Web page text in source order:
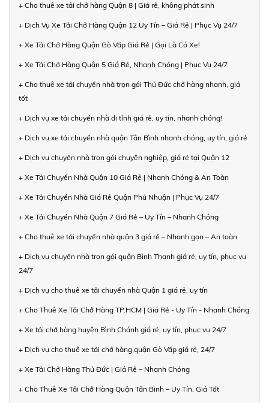
+ Cho thuê xe tải chở hàng Quận 8 | Giá rẻ, không phát sinh
+ Dịch Vụ Xe Tải Chở Hàng Quận 12 Uy Tín – Giá Rẻ | Phục Vụ 24/7
+ Xe Tải Chở Hàng Quận Gò Vấp Giá Rẻ | Gọi Là Có Xe!
+ Xe Tải Chở Hàng Quận 5 Giá Rẻ, Nhanh Chóng | Phục Vụ 24/7
+ Cho thuê xe tải chuyển nhà trọn gói Thủ Đức chở hàng nhanh, giá
tốt
+ Dịch vụ xe tải chuyển nhà đi tỉnh giá rẻ, uy tín, nhanh chóng!
+ Dịch vụ xe tải chuyển nhà quận Tân Bình nhanh chóng, uy tín, giá rẻ
+ Dịch vụ chuyển nhà trọn gói chuyên nghiệp, giá rẻ tại Quận 12
+ Xe Tải Chuyển Nhà Quận 10 Giá Rẻ | Nhanh Chóng & An Toàn
+ Xe Tải Chuyển Nhà Giá Rẻ Quận Phú Nhuận | Phục Vụ 24/7
+ Xe Tải Chuyển Nhà Quận 7 Giá Rẻ – Uy Tín – Nhanh Chóng
+ Cho thuê xe tải chuyển nhà quận 3 giá rẻ – Nhanh gọn – An toàn
+ Dịch vụ chuyển nhà trọn gói quận Bình Thạnh giá rẻ, uy tín, phục vụ
24/7
+ Dịch vụ cho thuê xe tải chuyển nhà Quận 1 giá rẻ, uy tín
+ Cho Thuê Xe Tải Chở Hàng TP.HCM | Giá Rẻ - Uy Tín - Nhanh Chóng
+ Xe tải chở hàng huyện Bình Chánh giá rẻ, uy tín, phục vụ 24/7
+ Dịch vụ cho thuê xe tải chở hàng quận Gò Vấp giá rẻ, 24/7
+ Xe Tải Chở Hàng Thủ Đức | Giá Rẻ – Nhanh Chóng
+ Cho Thuê Xe Tải Chở Hàng Quận Tân Bình – Uy Tín, Giá Tốt